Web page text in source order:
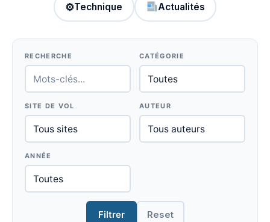
⚙Technique Actualités
RECHERCHE CATÉGORIE
SITE DE VOL AUTEUR
ANNÉE
Filtrer Reset